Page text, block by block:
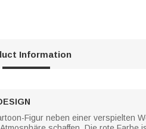
Information
Figur neben einer verspielten